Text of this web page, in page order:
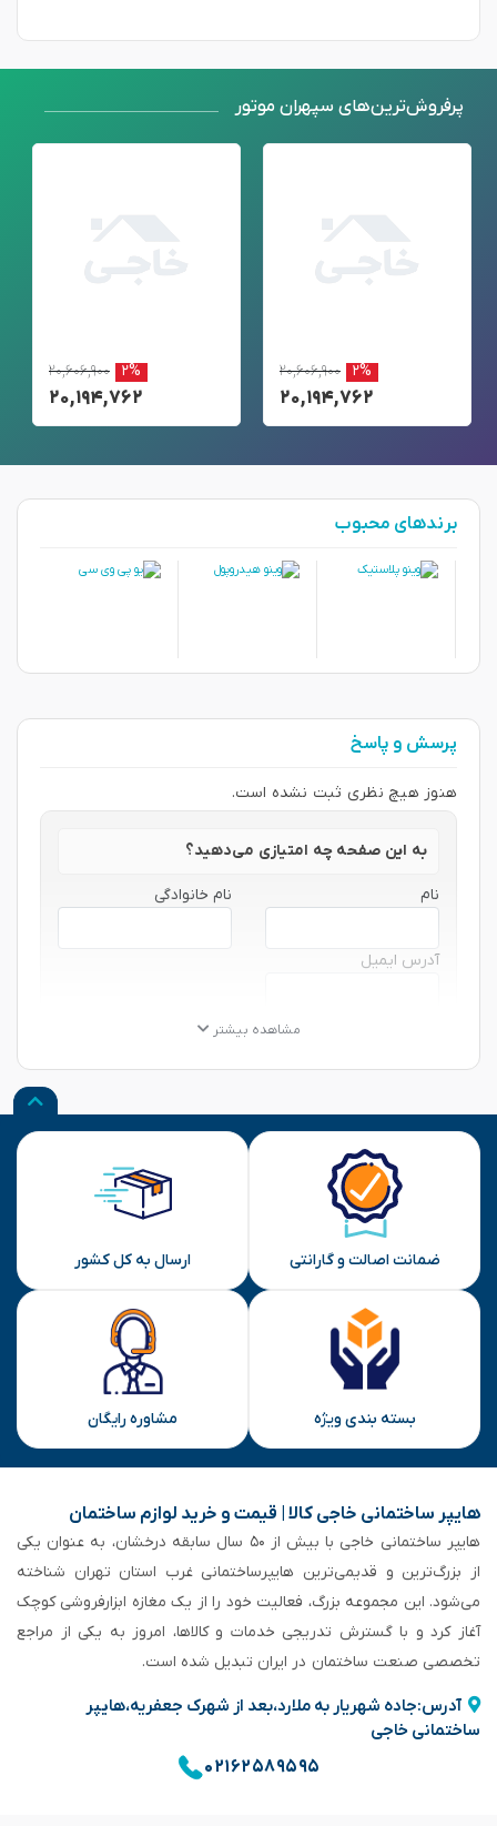
پرفروش‌ترین‌های سپهران موتور
۲۰,۶۰۶,۹۰۰ ۲%
۲۰,۱۹۴,۷۶۲
۲۰,۶۰۶,۹۰۰ ۲%
۲۰,۱۹۴,۷۶۲
برندهای محبوب
پرسش و پاسخ
هنوز هیچ نظری ثبت نشده است.
به این صفحه چه امتیازی می‌دهید؟
نام نام خانوادگی
آدرس ایمیل
★
ارسال
مشاهده بیشتر
ضمانت اصالت و گارانتی ارسال به کل کشور
بسته بندی ویژه مشاوره رایگان
هایپر ساختمانی خاجی‌ کالا | قیمت و خرید لوازم ساختمان
هایپر ساختمانی خاجی‌ با بیش از ۵۰ سال سابقه‌ درخشان، به عنوان یکی
از بزرگ‌ترین و قدیمی‌ترین هایپرساختمانی‌ غرب استان تهران شناخته
می‌شود. این مجموعه بزرگ، فعالیت خود را از یک مغازه ابزارفروشی کوچک
آغاز کرد و با گسترش تدریجی خدمات و کالاها، امروز به یکی از مراجع
تخصصی صنعت ساختمان در ایران تبدیل شده است.
آدرس:جاده شهریار به ملارد،بعد از شهرک جعفریه،هایپر
ساختمانی خاجی
۰۲۱۶۲۵۸۹۵۹۵